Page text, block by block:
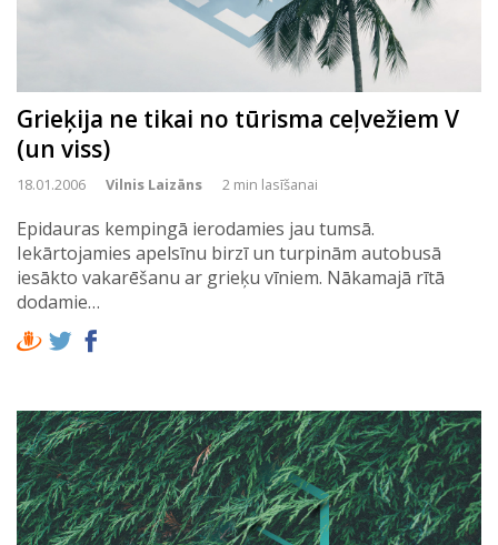
Grieķija ne tikai no tūrisma ceļvežiem V
(un viss)
18.01.2006 Vilnis Laizāns 2 min lasīšanai
Epidauras kempingā ierodamies jau tumsā.
Iekārtojamies apelsīnu birzī un turpinām autobusā
iesākto vakarēšanu ar grieķu vīniem. Nākamajā rītā
dodamie…